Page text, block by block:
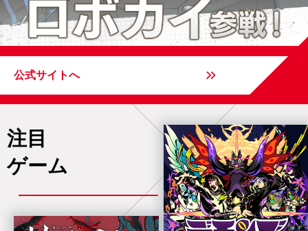
公式サイトへ
注目
ゲーム